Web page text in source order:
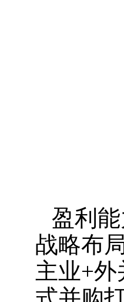
盈利
战略布
主业+